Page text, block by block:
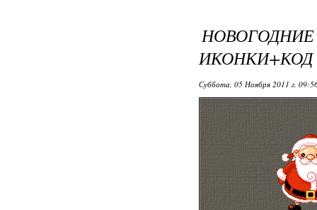
ИКОНКИ+КОД
Суббота, 05 Ноября 2011 г.